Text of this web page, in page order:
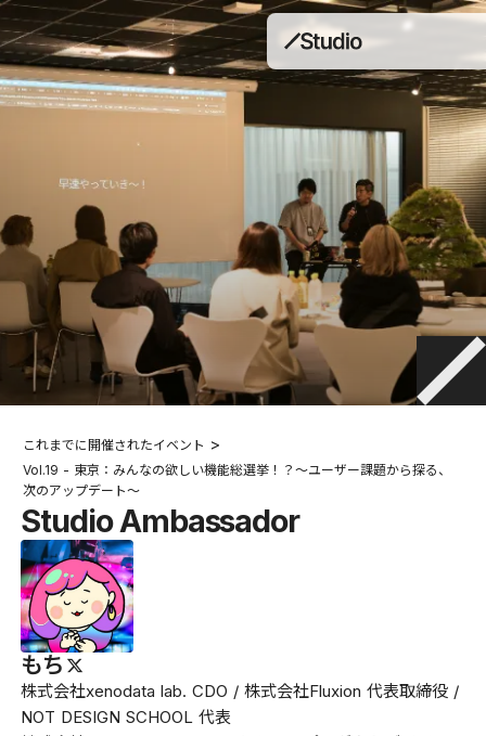
これまでに開催されたイベント >
Vol.19 - 東京：みんなの欲しい機能総選挙！？〜ユーザー課題から探る、
次のアップデート〜
Studio Ambassador
もち
株式会社xenodata lab. CDO / 株式会社Fluxion 代表取締役 /
NOT DESIGN SCHOOL 代表